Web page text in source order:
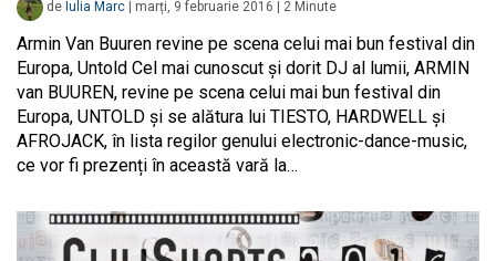
de Iulia Marc marți, 9 februarie 2016 2 Minute
Armin Van Buuren revine pe scena celui mai bun festival din
Europa, Untold Cel mai cunoscut și dorit DJ al lumii, ARMIN
van BUUREN, revine pe scena celui mai bun festival din
Europa, UNTOLD și se alătura lui TIESTO, HARDWELL și
AFROJACK, în lista regilor genului electronic-dance-music,
ce vor fi prezenți în această vară la…